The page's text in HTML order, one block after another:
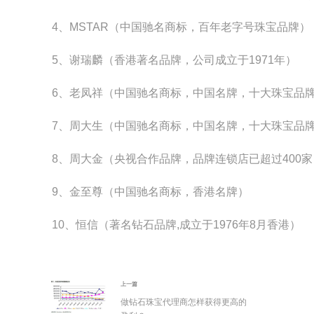
4、MSTAR（中国驰名商标，百年老字号珠宝品牌）
5、谢瑞麟（香港著名品牌，公司成立于1971年）
6、老凤祥（中国驰名商标，中国名牌，十大珠宝品牌
7、周大生（中国驰名商标，中国名牌，十大珠宝品牌
8、周大金（央视合作品牌，品牌连锁店已超过400家
9、金至尊（中国驰名商标，香港名牌）
10、恒信（著名钻石品牌,成立于1976年8月香港）
上一篇
做钻石珠宝代理商怎样获得更高的